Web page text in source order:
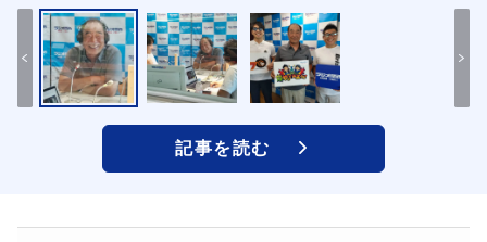
記事を読む